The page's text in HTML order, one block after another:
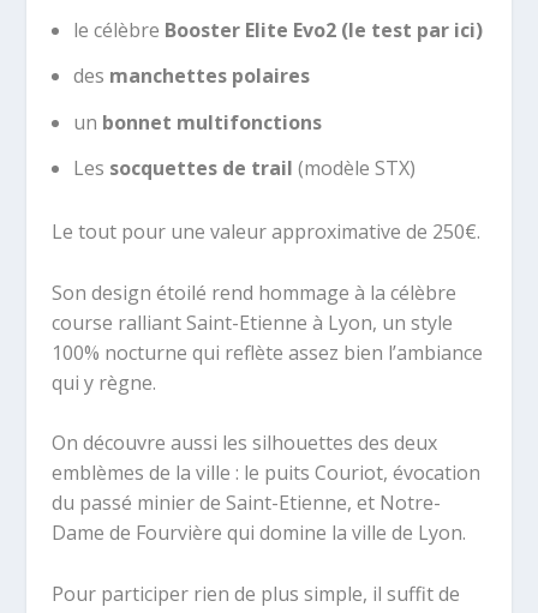
le célèbre Booster Elite Evo2 (le test par ici)
des manchettes polaires
un bonnet multifonctions
Les socquettes de trail (modèle STX)
Le tout pour une valeur approximative de 250€.
Son design étoilé rend hommage à la célèbre
course ralliant Saint-Etienne à Lyon, un style
100% nocturne qui reflète assez bien l’ambiance
qui y règne.
On découvre aussi les silhouettes des deux
emblèmes de la ville : le puits Couriot, évocation
du passé minier de Saint-Etienne, et Notre-
Dame de Fourvière qui domine la ville de Lyon.
Pour participer rien de plus simple, il suffit de